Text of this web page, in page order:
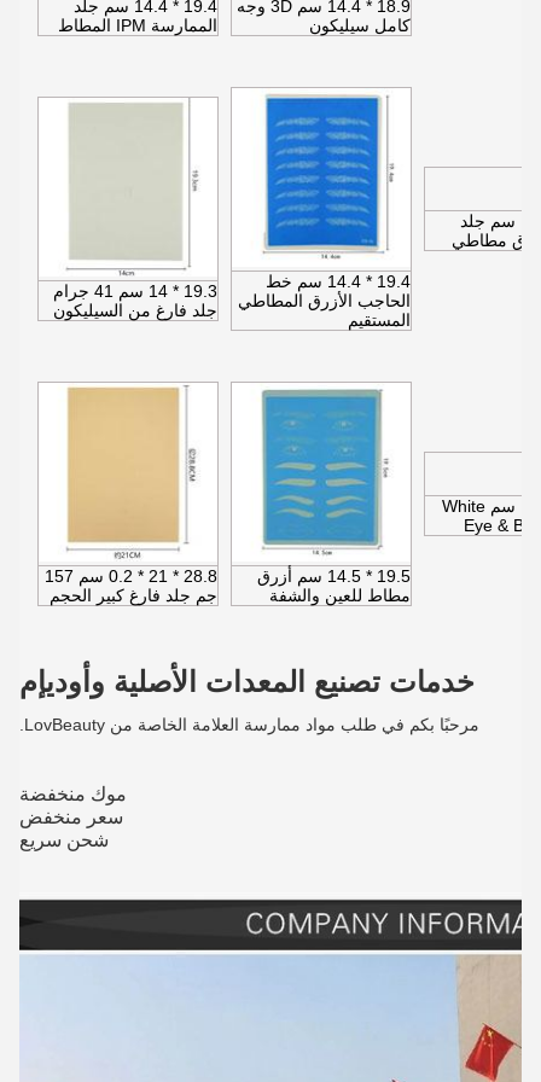
18.9 * 14.4 سم 3D وجه
كامل سيليكون
19.4 * 14.4 سم جلد
الممارسة IPM المطاط
19.4 * 14.4 سم جلد
مطاطي
19.4 * 14.4 سم خط
الحاجب الأزرق المطاطي
المستقيم
19.3 * 14 سم 41 جرام
جلد فارغ من السيليكون
19.2 * 14.2 سم White
Eye &
19.5 * 14.5 سم أزرق
مطاط للعين والشفة
28.8 * 21 * 0.2 سم 157
جم جلد فارغ كبير الحجم
خدمات تصنيع المعدات الأصلية وأوديإم
مرحبًا بكم في طلب مواد ممارسة العلامة الخاصة من LovBeauty.
موك منخفضة
سعر منخفض
شحن سريع